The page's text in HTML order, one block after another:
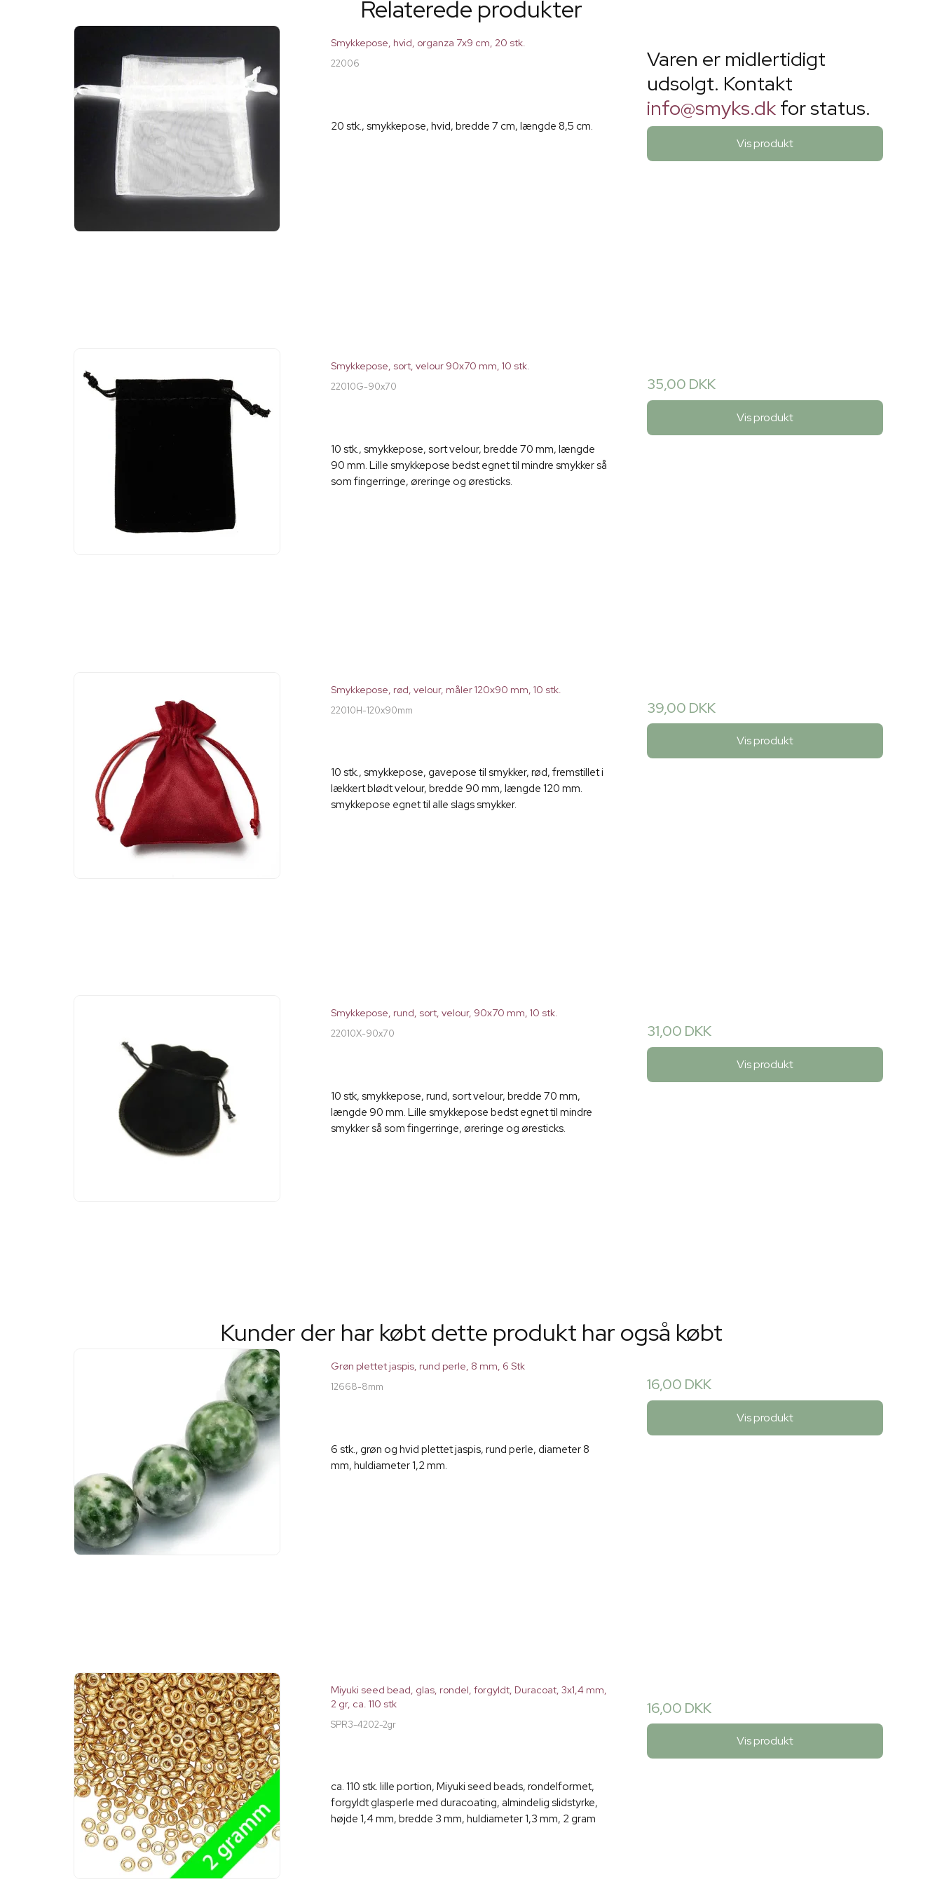
Relaterede produkter
Smykkepose, hvid, organza 7x9 cm, 20 stk.
22006
20 stk., smykkepose, hvid, bredde 7 cm, længde 8,5 cm.
Varen er midlertidigt
udsolgt. Kontakt
info@smyks.dkfor status.
Vis produkt
Smykkepose, sort, velour 90x70 mm, 10 stk.
22010G-90x70
10 stk., smykkepose, sort velour, bredde 70 mm, længde
90 mm. Lille smykkepose bedst egnet til mindre smykker så
som fingerringe, øreringe og øresticks.
35,00 DKK
Vis produkt
Smykkepose, rød, velour, måler 120x90 mm, 10 stk.
22010H-120x90mm
10 stk., smykkepose, gavepose til smykker, rød, fremstillet i
lækkert blødt velour, bredde 90 mm, længde 120 mm.
smykkepose egnet til alle slags smykker.
39,00 DKK
Vis produkt
Smykkepose, rund, sort, velour, 90x70 mm, 10 stk.
22010X-90x70
10 stk, smykkepose, rund, sort velour, bredde 70 mm,
længde 90 mm. Lille smykkepose bedst egnet til mindre
smykker så som fingerringe, øreringe og øresticks.
31,00 DKK
Vis produkt
Kunder der har købt dette produkt har også købt
Grøn plettet jaspis, rund perle, 8 mm, 6 Stk
12668-8mm
6 stk., grøn og hvid plettet jaspis, rund perle, diameter 8
mm, huldiameter 1,2 mm.
16,00 DKK
Vis produkt
Miyuki seed bead, glas, rondel, forgyldt, Duracoat, 3x1,4 mm,
2 gr, ca. 110 stk
SPR3-4202-2gr
ca. 110 stk. lille portion, Miyuki seed beads, rondelformet,
forgyldt glasperle med duracoating, almindelig slidstyrke,
højde 1,4 mm, bredde 3 mm, huldiameter 1,3 mm, 2 gram
16,00 DKK
Vis produkt